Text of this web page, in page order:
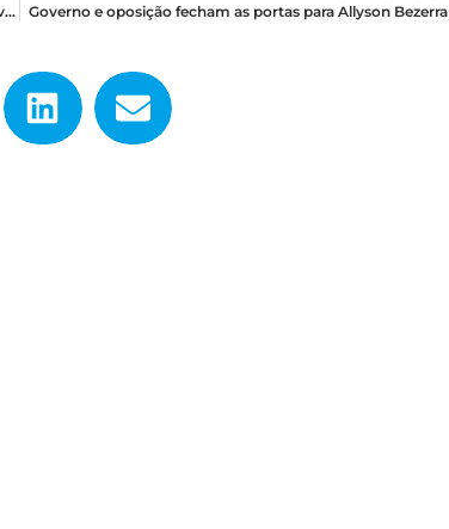
Após entrevista de Garibaldi, nome de Ezequiel para o governo ganha força Governo e oposição fecham as portas para Allyson Bezerra